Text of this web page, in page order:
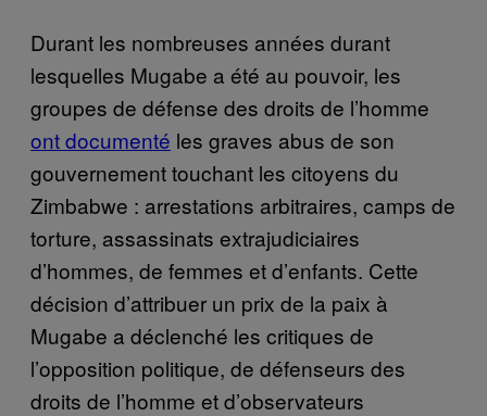
Durant les nombreuses années durant
lesquelles Mugabe a été au pouvoir, les
groupes de défense des droits de l’homme
ont documenté les graves abus de son
gouvernement touchant les citoyens du
Zimbabwe : arrestations arbitraires, camps de
torture, assassinats extrajudiciaires
d’hommes, de femmes et d’enfants. Cette
décision d’attribuer un prix de la paix à
Mugabe a déclenché les critiques de
l’opposition politique, de défenseurs des
droits de l’homme et d’observateurs